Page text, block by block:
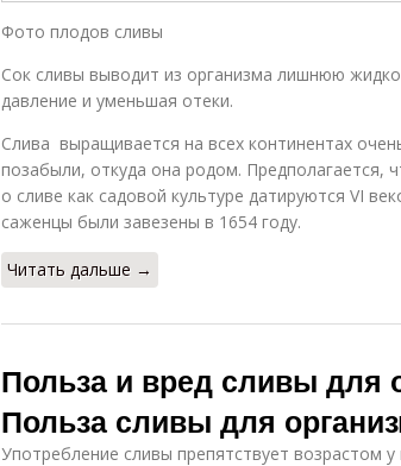
Фото плодов сливы
Сок сливы выводит из организма лишнюю
давление и уменьшая отеки.
Слива выращивается на всех континентах
позабыли, откуда она родом. Предполагается,
о сливе как садовой культуре датируются VI
саженцы были завезены в 1654 году.
Читать дальше →
Польза и вред сливы для
Польза сливы для
Употребление сливы препятствует возрастом